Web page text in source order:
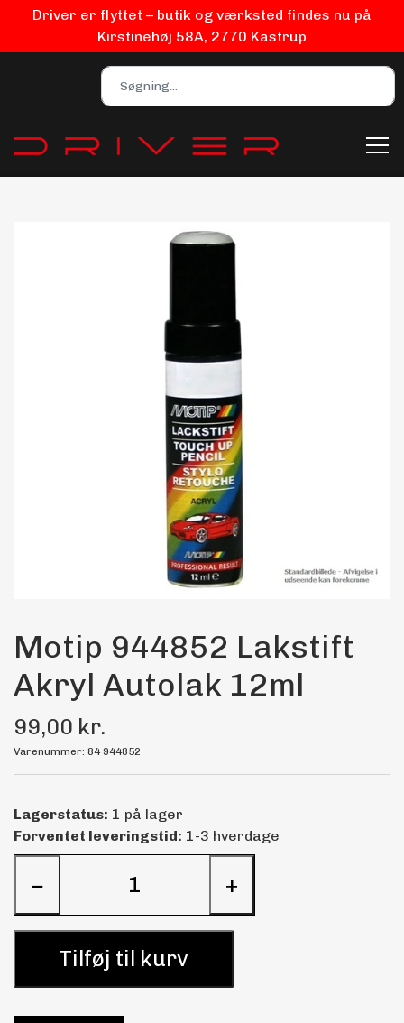
Driver er flyttet – butik og værksted findes nu på
Kirstinehøj 58A, 2770 Kastrup
Bilpleje
Biludstyr
EV Udstyr
Maling
Bilstereo
Transport Udstyr
Olie
Kemi
Dæk & Fælge
Motip 944852 Lakstift
Akryl Autolak 12ml
99,00 kr.
Varenummer: 84 944852
Lagerstatus: 1 på lager
Forventet leveringstid: 1-3 hverdage
− +
Tilføj til kurv